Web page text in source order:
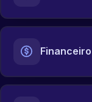
Financeiro